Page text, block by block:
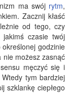
ma swój rytm,
Zacznij kłaść
od tego, czy
czasie twój
godzinie
nie możesz zasnąć
męczyć się i
tym bardziej
szklankę ciepłego